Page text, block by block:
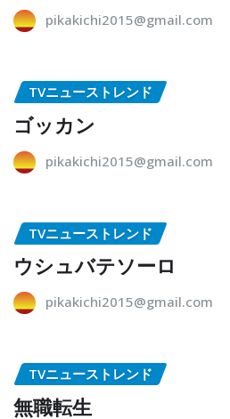
pikakichi2015@gmail.com
TVニューストレンド
ゴッカン
pikakichi2015@gmail.com
TVニューストレンド
ウシュバテソーロ
pikakichi2015@gmail.com
TVニューストレンド
無職転生